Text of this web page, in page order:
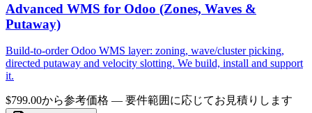
Advanced WMS for Odoo (Zones, Waves &
Putaway)
Build-to-order Odoo WMS layer: zoning, wave/cluster picking,
directed putaway and velocity slotting. We build, install and support
it.
$799.00から参考価格 — 要件範囲に応じてお見積りします